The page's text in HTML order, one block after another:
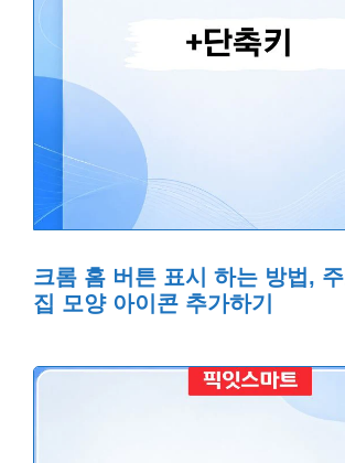
크롬 홈 버튼 표시 하는 방법, 주
집 모양 아이콘 추가하기